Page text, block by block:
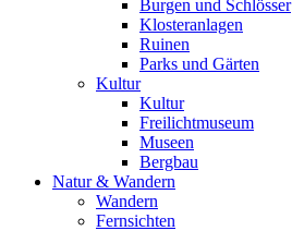
Burgen und Schlösser
Klosteranlagen
Ruinen
Parks und Gärten
Kultur
Kultur
Freilichtmuseum
Museen
Bergbau
Natur & Wandern
Wandern
Fernsichten